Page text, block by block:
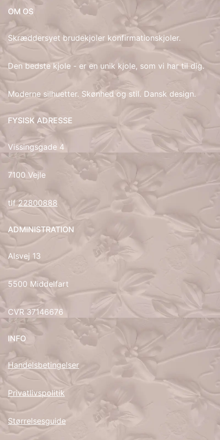
IT
LV
LT
NO
PT
ES
UK
OM OS
Skræddersyet brudekjoler konfirmationskjoler.
Den bedste kjole - er en unik kjole, som vi har til dig.
Moderne silhuetter. Skønhed og stil. Dansk design.
FYSISK ADRESSE
Vissingsgade 4
7100 Vejle
tlf22800888
ADMINISTRATION
Alsvej 13
5500 Middelfart
CVR 37146676
INFO
Handelsbetingelser
Privatlivspolitik
Størrelsesguide